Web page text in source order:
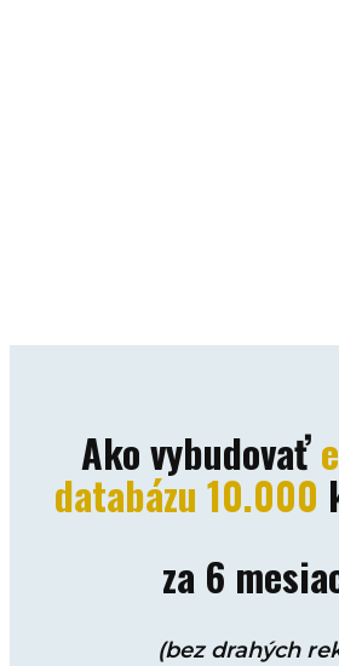
Ako vybudovať
databázu 10.000
za 6
(bez drahých